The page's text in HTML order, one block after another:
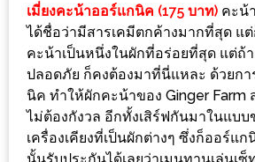
อินน์
เชียงใหม่
PANDA
TIME
:
เมี่ยงคะน้าออร์แกนิค (175 บาท) คะน้
ได้ชื่อว่ามีสารเคมีตกค้างมากที่สุด แ
คะน้าเป็นหนึ่งในผักที่อร่อยที่สุด แต่ถ้
ปลอดภัย ก็คงต้องมาที่นี่แหละ ด้วยก
นิค ทำให้ผักคะน้าของ Ginger Farm
ไม่ต้องกังวล อีกทั้งเสิร์ฟกันมาในแบบ
เครื่องเคียงที่เป็นผักต่างๆ ซึ่งก็ออร์แ
นั้นรับประกันได้เลยว่าเมนูทานเล่นเซ็